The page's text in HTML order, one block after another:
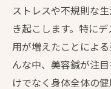
ストレスや不規則な
き起こします。特に
用が増えたことによ
んな中、美容鍼が注
けでなく身体全体の